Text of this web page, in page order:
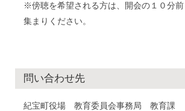
※傍聴を希望される方は、開会の１０分
集まりください。
問い合わせ先
紀宝町役場 教育委員会事務局 教育課